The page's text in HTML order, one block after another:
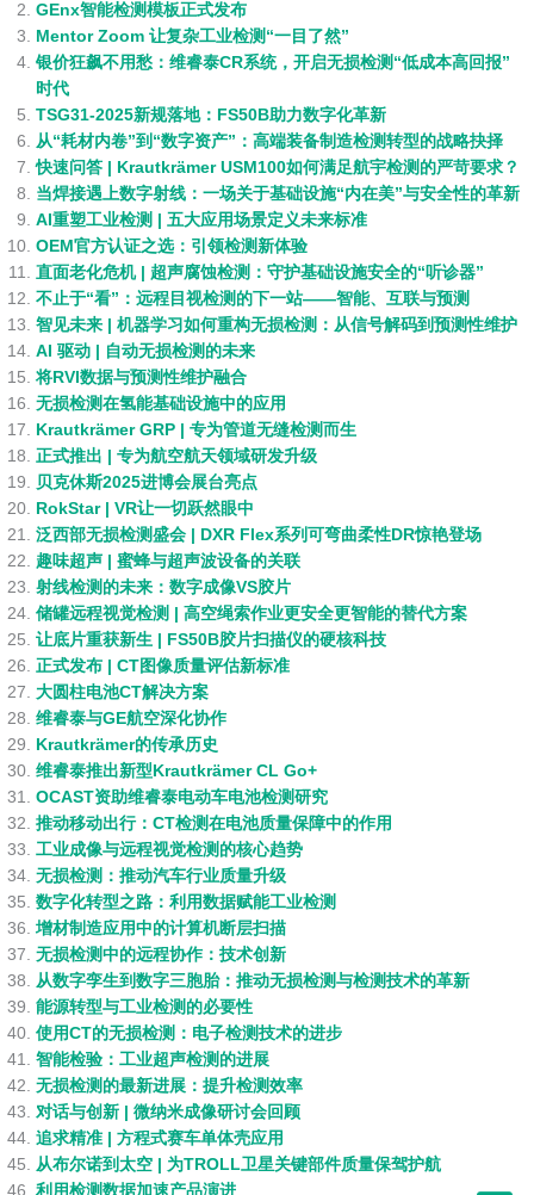
GEnx智能检测模板正式发布
Mentor Zoom 让复杂工业检测“一目了然”
银价狂飙不用愁：维睿泰CR系统，开启无损检测“低成本高回报”
时代
TSG31-2025新规落地：FS50B助力数字化革新
从“耗材内卷”到“数字资产”：高端装备制造检测转型的战略抉择
快速问答 | Krautkrämer USM100如何满足航宇检测的严苛要求？
当焊接遇上数字射线：一场关于基础设施“内在美”与安全性的革新
AI重塑工业检测 | 五大应用场景定义未来标准
OEM官方认证之选：引领检测新体验
直面老化危机 | 超声腐蚀检测：守护基础设施安全的“听诊器”
不止于“看”：远程目视检测的下一站——智能、互联与预测
智见未来 | 机器学习如何重构无损检测：从信号解码到预测性维护
AI 驱动 | 自动无损检测的未来
将RVI数据与预测性维护融合
无损检测在氢能基础设施中的应用
Krautkrämer GRP | 专为管道无缝检测而生
正式推出 | 专为航空航天领域研发升级
贝克休斯2025进博会展台亮点
RokStar | VR让一切跃然眼中
泛西部无损检测盛会 | DXR Flex系列可弯曲柔性DR惊艳登场
趣味超声 | 蜜蜂与超声波设备的关联
射线检测的未来：数字成像VS胶片
储罐远程视觉检测 | 高空绳索作业更安全更智能的替代方案
让底片重获新生 | FS50B胶片扫描仪的硬核科技
正式发布 | CT图像质量评估新标准
大圆柱电池CT解决方案
维睿泰与GE航空深化协作
Krautkrämer的传承历史
维睿泰推出新型Krautkrämer CL Go+
OCAST资助维睿泰电动车电池检测研究
推动移动出行：CT检测在电池质量保障中的作用
工业成像与远程视觉检测的核心趋势
无损检测：推动汽车行业质量升级
数字化转型之路：利用数据赋能工业检测
增材制造应用中的计算机断层扫描
无损检测中的远程协作：技术创新
从数字孪生到数字三胞胎：推动无损检测与检测技术的革新
能源转型与工业检测的必要性
使用CT的无损检测：电子检测技术的进步
智能检验：工业超声检测的进展
无损检测的最新进展：提升检测效率
对话与创新 | 微纳米成像研讨会回顾
追求精准 | 方程式赛车单体壳应用
从布尔诺到太空 | 为TROLL卫星关键部件质量保驾护航
利用检测数据加速产品演进